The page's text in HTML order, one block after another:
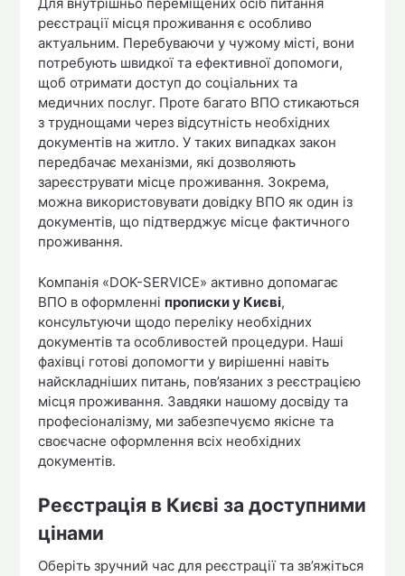
Для внутрішньо переміщених осіб питання
реєстрації місця проживання є особливо
актуальним. Перебуваючи у чужому місті, вони
потребують швидкої та ефективної допомоги,
щоб отримати доступ до соціальних та
медичних послуг. Проте багато ВПО стикаються
з труднощами через відсутність необхідних
документів на житло. У таких випадках закон
передбачає механізми, які дозволяють
зареєструвати місце проживання. Зокрема,
можна використовувати довідку ВПО як один із
документів, що підтверджує місце фактичного
проживання.
Компанія «DOK-SERVICE» активно допомагає
ВПО в оформленні прописки у Києві,
консультуючи щодо переліку необхідних
документів та особливостей процедури. Наші
фахівці готові допомогти у вирішенні навіть
найскладніших питань, пов’язаних з реєстрацією
місця проживання. Завдяки нашому досвіду та
професіоналізму, ми забезпечуємо якісне та
своєчасне оформлення всіх необхідних
документів.
Реєстрація в Києві за доступними
цінами
Оберіть зручний час для реєстрації та зв’яжіться